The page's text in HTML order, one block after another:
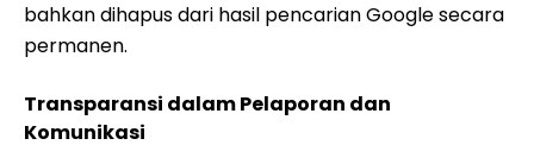
bahkan dihapus dari hasil pencarian Google secara
permanen.
Transparansi dalam Pelaporan dan
Komunikasi